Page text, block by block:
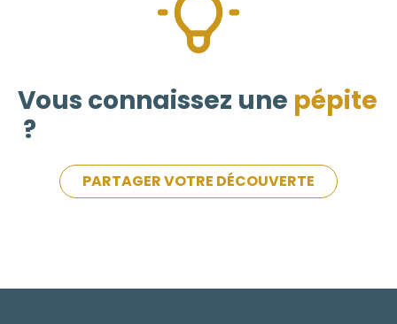
Vous connaissez une pépite
?
PARTAGER VOTRE DÉCOUVERTE